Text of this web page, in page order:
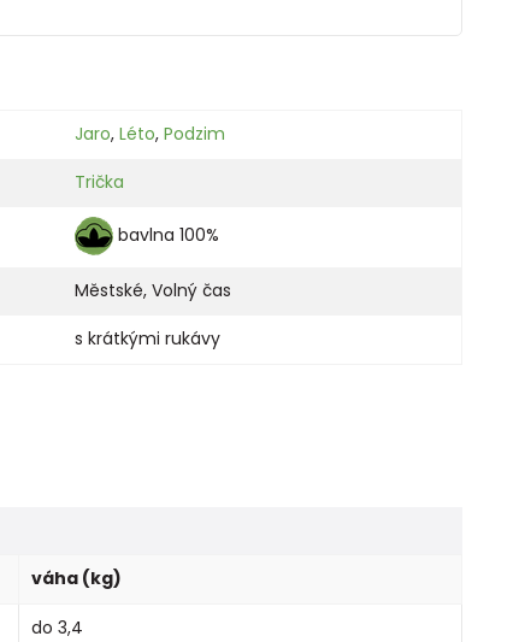
Jaro, Léto, Podzim
Trička
bavlna 100%
Městské, Volný čas
s krátkými rukávy
váha (kg)
do 3,4